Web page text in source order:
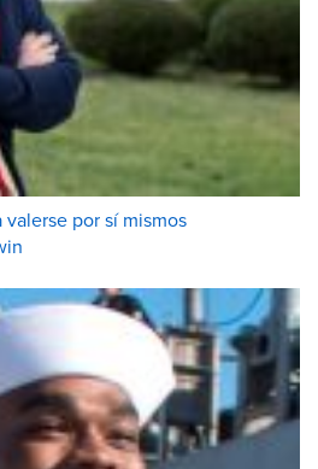
por sí mismos